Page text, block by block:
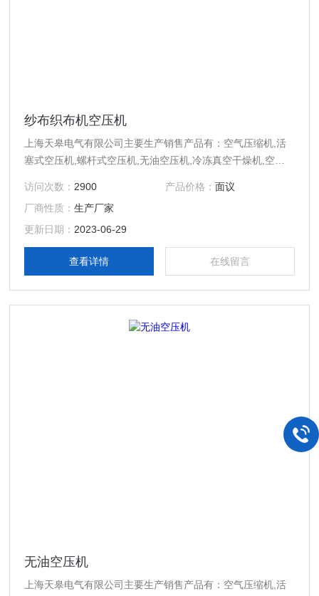
纱布织布机空压机
上海天皋电气有限公司主要生产销售产品有：空气压缩机,活
塞式空压机,螺杆式空压机,无油空压机,冷冻真空干燥机,空压
访问次数： 2900 产品价格： 面议
厂商性质：生产厂家
更新日期： 2023-06-29
查看详情 在线留言
无油空压机
上海天皋电气有限公司主要生产销售产品有：空气压缩机,活